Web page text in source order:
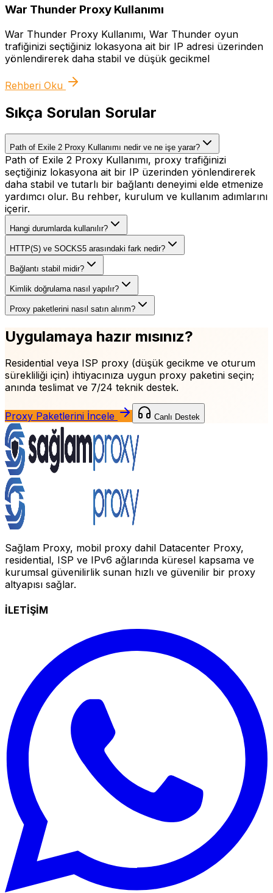
War Thunder Proxy Kullanımı
War Thunder Proxy Kullanımı, War Thunder oyun
trafiğinizi seçtiğiniz lokasyona ait bir IP adresi üzerinden
yönlendirerek daha stabil ve düşük gecikmel
Rehberi Oku
Sıkça Sorulan Sorular
Path of Exile 2 Proxy Kullanımı nedir ve ne işe yarar?
Path of Exile 2 Proxy Kullanımı, proxy trafiğinizi
seçtiğiniz lokasyona ait bir IP üzerinden yönlendirerek
daha stabil ve tutarlı bir bağlantı deneyimi elde etmenize
yardımcı olur. Bu rehber, kurulum ve kullanım adımlarını
içerir.
Hangi durumlarda kullanılır?
HTTP(S) ve SOCKS5 arasındaki fark nedir?
Bağlantı stabil midir?
Kimlik doğrulama nasıl yapılır?
Proxy paketlerini nasıl satın alırım?
Uygulamaya hazır mısınız?
Residential veya ISP proxy (düşük gecikme ve oturum
sürekliliği için) ihtiyacınıza uygun proxy paketini seçin;
anında teslimat ve 7/24 teknik destek.
Proxy Paketlerini İncele Canlı Destek
Sağlam Proxy, mobil proxy dahil Datacenter Proxy,
residential, ISP ve IPv6 ağlarında küresel kapsama ve
kurumsal güvenilirlik sunan hızlı ve güvenilir bir proxy
altyapısı sağlar.
İLETİŞİM